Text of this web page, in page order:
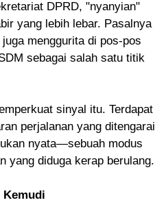
DPRD, "nyanyian"
yang lebih lebar. Pasalnya
menggurita di pos-pos
sebagai salah satu titik
sinyal itu. Terdapat
perjalanan yang ditengarai
nyata—sebuah modus
yang diduga kerap berulang.
Kemudi